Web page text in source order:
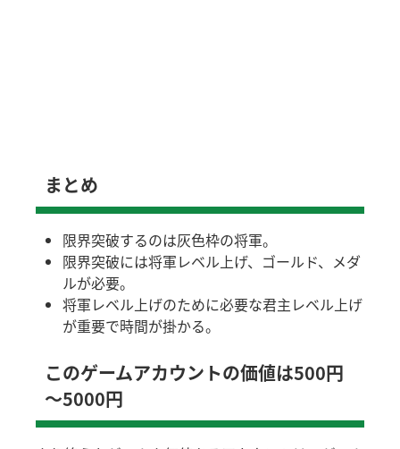
まとめ
限界突破するのは灰色枠の将軍。
限界突破には将軍レベル上げ、ゴールド、メダ
ルが必要。
将軍レベル上げのために必要な君主レベル上げ
が重要で時間が掛かる。
このゲームアカウントの価値は500円
～5000円